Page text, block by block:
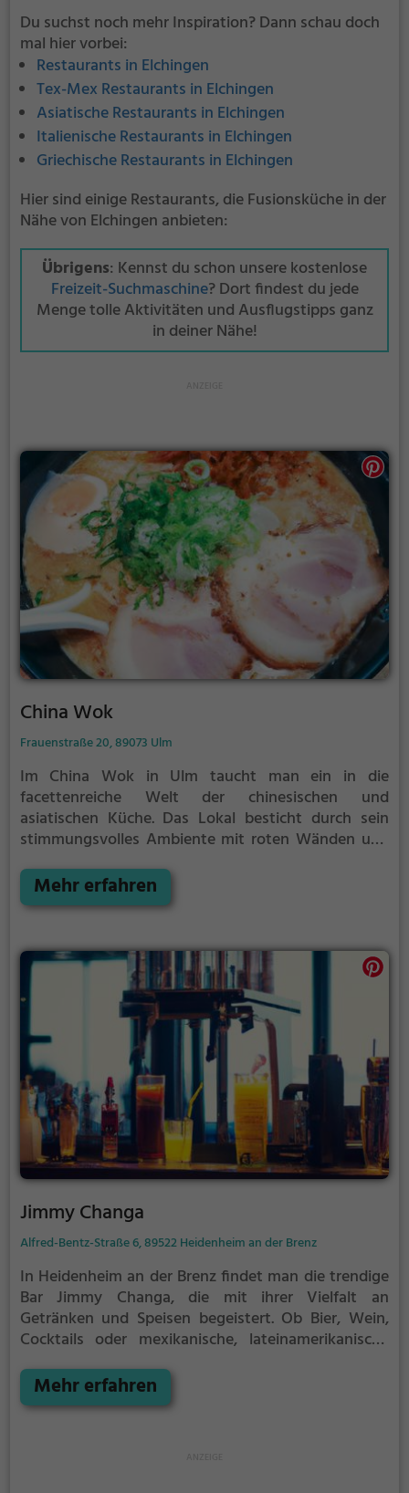
Du suchst noch mehr Inspiration? Dann schau doch
mal hier vorbei:
Restaurants in Elchingen
Tex-Mex Restaurants in Elchingen
Asiatische Restaurants in Elchingen
Italienische Restaurants in Elchingen
Griechische Restaurants in Elchingen
Hier sind einige Restaurants, die Fusionsküche in der
Nähe von Elchingen anbieten:
Übrigens: Kennst du schon unsere kostenlose
Freizeit-Suchmaschine? Dort findest du jede
Menge tolle Aktivitäten und Ausflugstipps ganz
in deiner Nähe!
China Wok
Frauenstraße 20, 89073 Ulm
Im China Wok in Ulm taucht man ein in die
facettenreiche Welt der chinesischen und
asiatischen Küche. Das Lokal besticht durch sein
stimmungsvolles Ambiente mit roten Wänden und
veganen, biologischen und halal Gerichten. Hier kann
man nicht nur die klassischen chinesischen
Fusionsküche genießen. Das Highlight ist das Sushi-
Laufband, auf dem frische Köstlichkeiten
vorbeiziehen. Abgerundet wird das Angebot durch
eine breite Auswahl an Cocktails und gesunden
Gerichten. Im China Wok wird jeder Gaumen
verwöhnt und man kann sich auf eine kulinarische
Reise durch Asien begeben.
Mehr erfahren
Jimmy Changa
Alfred-Bentz-Straße 6, 89522 Heidenheim an der Brenz
In Heidenheim an der Brenz findet man die trendige
Bar Jimmy Changa, die mit ihrer Vielfalt an
Getränken und Speisen begeistert. Ob Bier, Wein,
Cocktails oder mexikanische, lateinamerikanische
auf seine Kosten. Tauche ein in die gemütliche
Atmosphäre, spüre das lebendige Ambiente und
Mehr erfahren